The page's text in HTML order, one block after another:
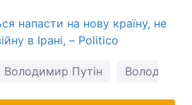
напасти на нову країну, не
в Ірані, – Politico
Володимир Путін Володимир